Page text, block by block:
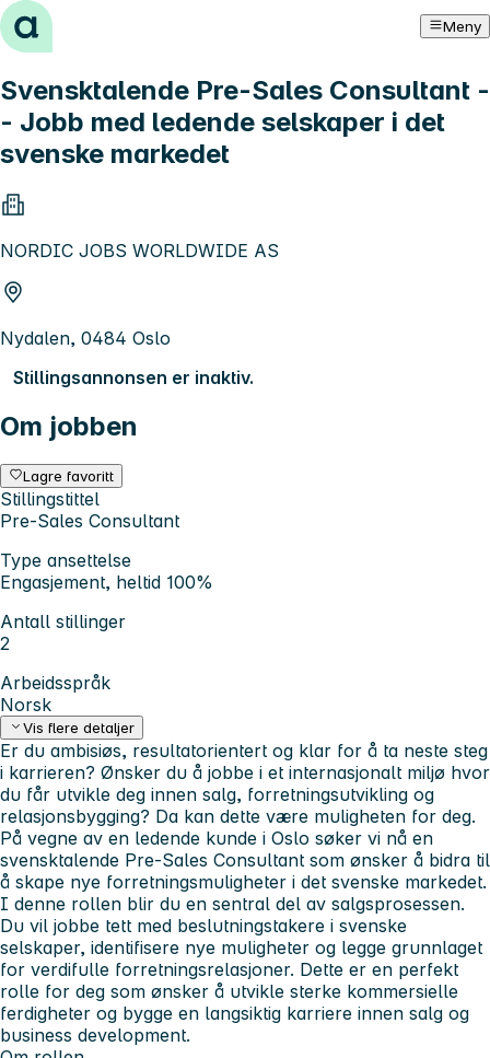
Hopp til innhold Meny
Svensktalende Pre-Sales Consultant -
- Jobb med ledende selskaper i det
svenske markedet
NORDIC JOBS WORLDWIDE AS
Nydalen, 0484 Oslo
Stillingsannonsen er inaktiv.
Om jobben
Lagre favoritt
Stillingstittel
Pre-Sales Consultant
Type ansettelse
Engasjement, heltid 100%
Antall stillinger
2
Arbeidsspråk
Norsk
Vis flere detaljer
Er du ambisiøs, resultatorientert og klar for å ta neste steg
i karrieren? Ønsker du å jobbe i et internasjonalt miljø hvor
du får utvikle deg innen salg, forretningsutvikling og
relasjonsbygging? Da kan dette være muligheten for deg.
På vegne av en ledende kunde i Oslo søker vi nå en
svensktalende Pre-Sales Consultant som ønsker å bidra til
å skape nye forretningsmuligheter i det svenske markedet.
I denne rollen blir du en sentral del av salgsprosessen.
Du vil jobbe tett med beslutningstakere i svenske
selskaper, identifisere nye muligheter og legge grunnlaget
for verdifulle forretningsrelasjoner. Dette er en perfekt
rolle for deg som ønsker å utvikle sterke kommersielle
ferdigheter og bygge en langsiktig karriere innen salg og
business development.